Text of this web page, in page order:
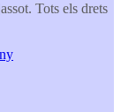
Tots els drets